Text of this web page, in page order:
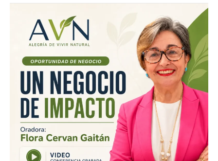
NEGOCIO
IMPACTO
FLORA